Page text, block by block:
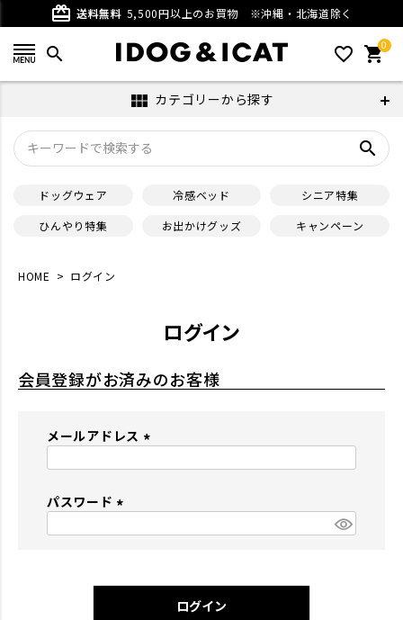
card_giftcard 送料無料 5,500円以上のお買物 ※沖縄・北海道除く
search favorite_outline 0
shopping_cart
view_module カテゴリーから探す
search
ドッグウェア 冷感ベッド
シニア特集
ひんやり特集
お出かけグッズ キャンペーン
HOME ログイン
ログイン
会員登録がお済みのお客様
メールアドレス
パスワード
)
ログイン